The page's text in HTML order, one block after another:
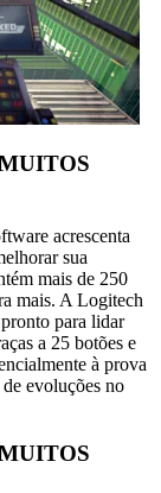
acrescenta
sua
mais de 250
mais. A Logitech
para lidar
a 25 botões e
à prova
evoluções no